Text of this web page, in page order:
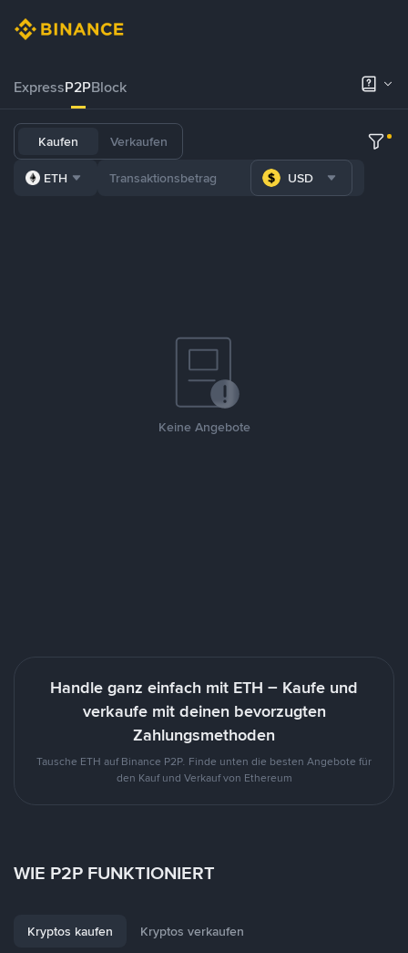
ExpressP2PBlock
Kaufen Verkaufen
ETH USD
Keine Angebote
Handle ganz einfach mit ETH – Kaufe und
verkaufe mit deinen bevorzugten
Zahlungsmethoden
Tausche ETH auf Binance P2P. Finde unten die besten Angebote für
den Kauf und Verkauf von Ethereum
WIE P2P FUNKTIONIERT
Kryptos kaufen Kryptos verkaufen